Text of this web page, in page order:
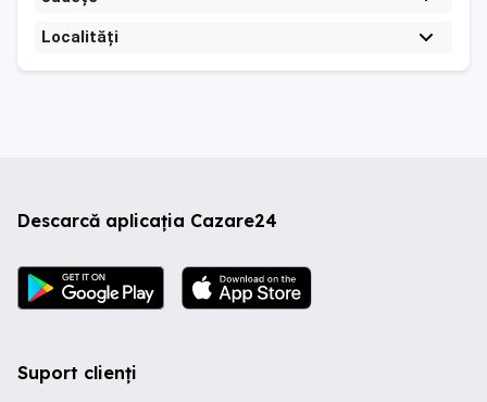
Localități
Descarcă aplicația Cazare24
Suport clienți